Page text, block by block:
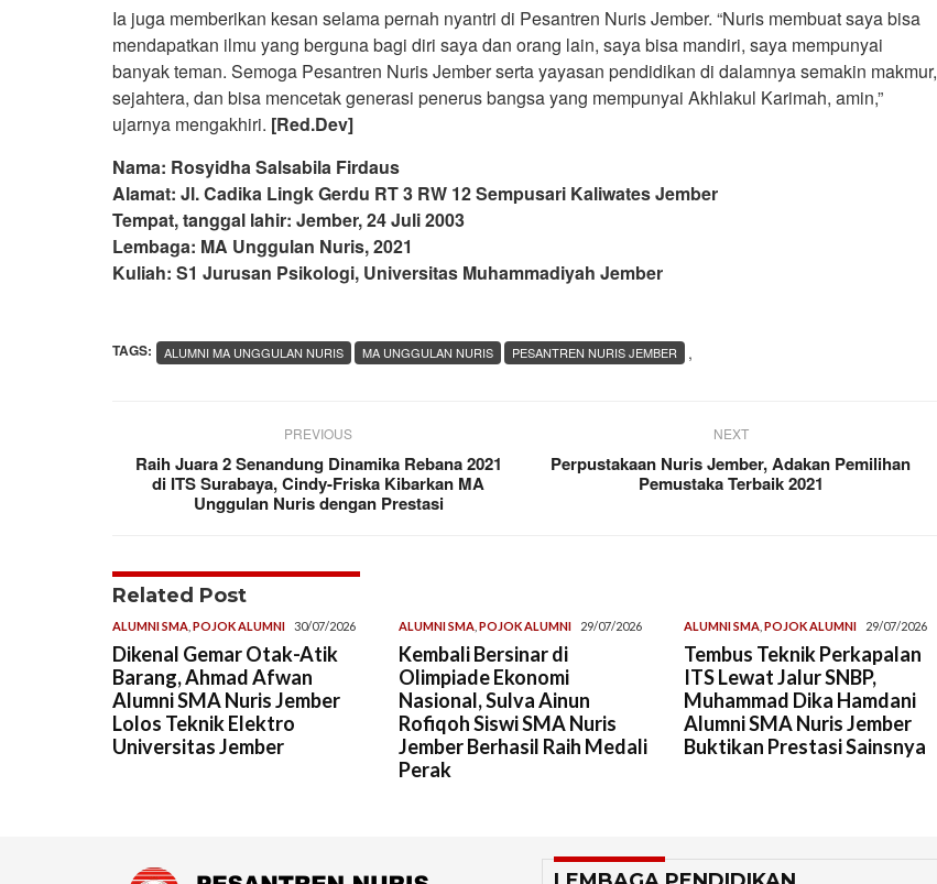
Ia juga memberikan kesan selama pernah nyantri di Pesantren Nuris Jember. “Nuris membuat saya bisa
mendapatkan ilmu yang berguna bagi diri saya dan orang lain, saya bisa mandiri, saya mempunyai
banyak teman. Semoga Pesantren Nuris Jember serta yayasan pendidikan di dalamnya semakin makmur,
sejahtera, dan bisa mencetak generasi penerus bangsa yang mempunyai Akhlakul Karimah, amin,”
ujarnya mengakhiri. [Red.Dev]
Nama: Rosyidha Salsabila Firdaus
Alamat: Jl. Cadika Lingk Gerdu RT 3 RW 12 Sempusari Kaliwates Jember
Tempat, tanggal lahir: Jember, 24 Juli 2003
Lembaga: MA Unggulan Nuris, 2021
Kuliah: S1 Jurusan Psikologi, Universitas Muhammadiyah Jember
TAGS: ,
ALUMNI MA UNGGULAN NURIS MA UNGGULAN NURIS PESANTREN NURIS JEMBER
PREVIOUS
Raih Juara 2 Senandung Dinamika Rebana 2021
di ITS Surabaya, Cindy-Friska Kibarkan MA
Unggulan Nuris dengan Prestasi
NEXT
Perpustakaan Nuris Jember, Adakan Pemilihan
Pemustaka Terbaik 2021
Related Post
ALUMNI SMA POJOK ALUMNI 30/07/2026
Dikenal Gemar Otak-Atik
Barang, Ahmad Afwan
Alumni SMA Nuris Jember
Lolos Teknik Elektro
Universitas Jember
ALUMNI SMA, POJOK ALUMNI 29/07/2026
Kembali Bersinar di
Olimpiade Ekonomi
Nasional, Sulva Ainun
Rofiqoh Siswi SMA Nuris
Jember Berhasil Raih Medali
Perak
ALUMNI SMA ,POJOK ALUMNI 29/07/2026
Tembus Teknik Perkapalan
ITS Lewat Jalur SNBP,
Muhammad Dika Hamdani
Alumni SMA Nuris Jember
Buktikan Prestasi Sainsnya